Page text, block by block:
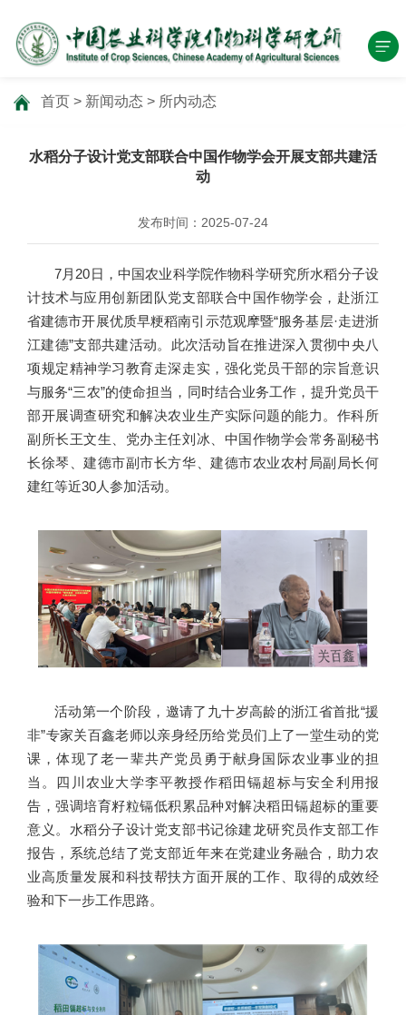
首页 > 新闻动态 > 所内动态
水稻分子设计党支部联合中国作物学会开展支部共建活
动
发布时间：2025-07-24
7月20日，中国农业科学院作物科学研究所水稻分子设
计技术与应用创新团队党支部联合中国作物学会，赴浙江
省建德市开展优质早粳稻南引示范观摩暨“服务基层·走进浙
江建德”支部共建活动。此次活动旨在推进深入贯彻中央八
项规定精神学习教育走深走实，强化党员干部的宗旨意识
与服务“三农”的使命担当，同时结合业务工作，提升党员干
部开展调查研究和解决农业生产实际问题的能力。作科所
副所长王文生、党办主任刘冰、中国作物学会常务副秘书
长徐琴、建德市副市长方华、建德市农业农村局副局长何
建红等近30人参加活动。
活动第一个阶段，邀请了九十岁高龄的浙江省首批“援
非”专家关百鑫老师以亲身经历给党员们上了一堂生动的党
课，体现了老一辈共产党员勇于献身国际农业事业的担
当。四川农业大学李平教授作稻田镉超标与安全利用报
告，强调培育籽粒镉低积累品种对解决稻田镉超标的重要
意义。水稻分子设计党支部书记徐建龙研究员作支部工作
报告，系统总结了党支部近年来在党建业务融合，助力农
业高质量发展和科技帮扶方面开展的工作、取得的成效经
验和下一步工作思路。